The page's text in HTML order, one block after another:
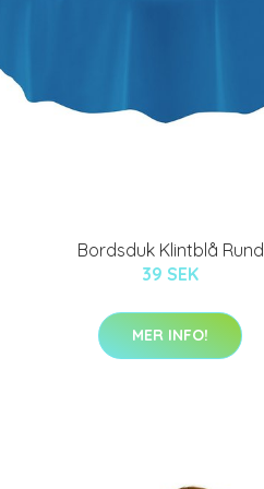
Bordsduk Klintblå Rund
39 SEK
MER INFO!